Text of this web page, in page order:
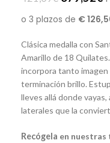
Clásica medalla con
Amarillo de 18
incorpora tanto imagen
terminación brillo.
lleves allá donde
laterales que la
Recógela en nuestras